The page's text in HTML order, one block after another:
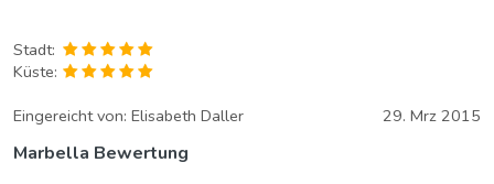
Stadt:
Küste:
Eingereicht von: Elisabeth Daller 29. Mrz 2015
Marbella Bewertung